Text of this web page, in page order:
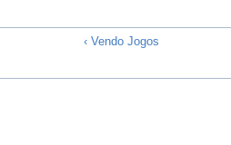
‹ Vendo Jogos